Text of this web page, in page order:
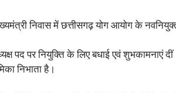
निवास में छत्तीसगढ़ योग आयोग के
पद पर नियुक्ति के लिए बधाई एवं शुभकामनाएं
निभाता है।